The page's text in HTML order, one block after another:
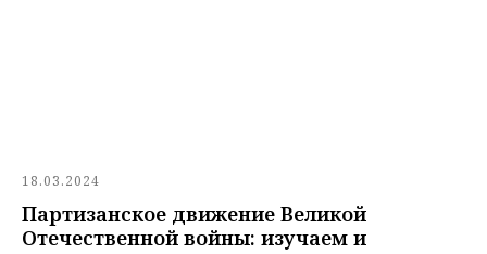
18.03.2024
Партизанское движение Великой
Отечественной войны: изучаем и